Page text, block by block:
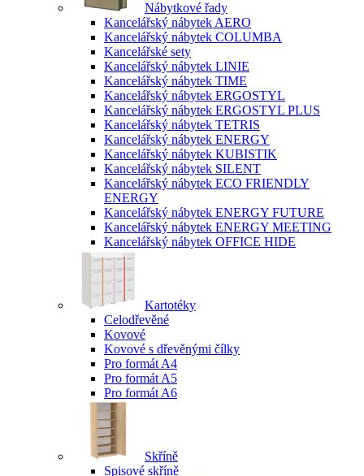
Nábytkové řady
Kancelářský nábytek AERO
Kancelářský nábytek COLUMBA
Kancelářské sety
Kancelářský nábytek LINIE
Kancelářský nábytek TIME
Kancelářský nábytek ERGOSTYL
Kancelářský nábytek ERGOSTYL PLUS
Kancelářský nábytek TETRIS
Kancelářský nábytek ENERGY
Kancelářský nábytek KUBISTIK
Kancelářský nábytek SILENT
Kancelářský nábytek ECO FRIENDLY
ENERGY
Kancelářský nábytek ENERGY FUTURE
Kancelářský nábytek ENERGY MEETING
Kancelářský nábytek OFFICE HIDE
Kartotéky
Celodřevěné
Kovové
Kovové s dřevěnými čílky
Pro formát A4
Pro formát A5
Pro formát A6
Skříně
Spisové skříně